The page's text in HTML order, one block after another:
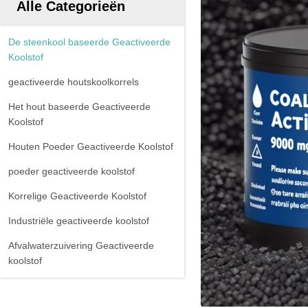
Alle Categorieën
De steenkool baseerde Geactiveerde
Koolstof
geactiveerde houtskoolkorrels
Het hout baseerde Geactiveerde
Koolstof
Houten Poeder Geactiveerde Koolstof
poeder geactiveerde koolstof
Korrelige Geactiveerde Koolstof
Industriële geactiveerde koolstof
Afvalwaterzuivering Geactiveerde
koolstof